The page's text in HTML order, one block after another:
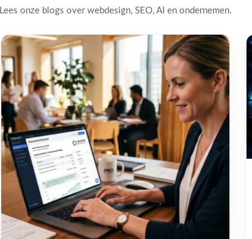
Lees onze blogs over webdesign, SEO, AI en ondernemen.